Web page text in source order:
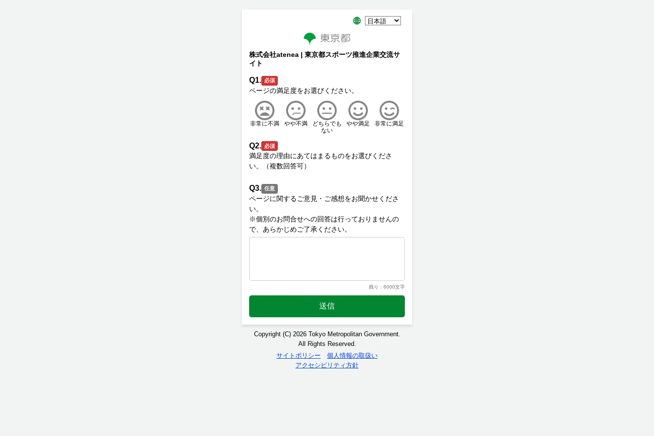
株式会社atenea | 東京都スポーツ推進企業交流サ
イト
Q1. 必須
非常に不満 やや不満
どちらでも
ない
やや満足 非常に満足
Q2. 必須
満足度の理由にあてはまるものをお選びくださ
Q3. 任意
ページに関するご意見・ご感想をお聞かせくださ
い。
※個別のお問合せへの回答は行っておりませんの
残り：6000文字
送信
Copyright (C) 2026 Tokyo Metropolitan Government.
All Rights Reserved.
サイトポリシー
個人情報の取扱い
アクセシビリティ方針